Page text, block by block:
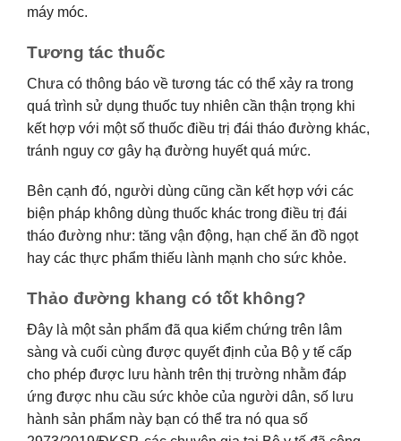
máy móc.
Tương tác thuốc
Chưa có thông báo về tương tác có thể xảy ra trong
quá trình sử dụng thuốc tuy nhiên cần thận trọng khi
kết hợp với một số thuốc điều trị đái tháo đường khác,
tránh nguy cơ gây hạ đường huyết quá mức.
Bên cạnh đó, người dùng cũng cần kết hợp với các
biện pháp không dùng thuốc khác trong điều trị đái
tháo đường như: tăng vận động, hạn chế ăn đồ ngọt
hay các thực phẩm thiếu lành mạnh cho sức khỏe.
Thảo đường khang có tốt không?
Đây là một sản phẩm đã qua kiểm chứng trên lâm
sàng và cuối cùng được quyết định của Bộ y tế cấp
cho phép được lưu hành trên thị trường nhằm đáp
ứng được nhu cầu sức khỏe của người dân, số lưu
hành sản phẩm này bạn có thể tra nó qua số